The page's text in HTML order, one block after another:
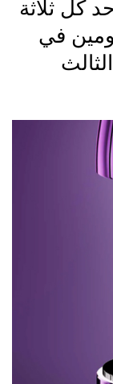
كل ثلاثة
في